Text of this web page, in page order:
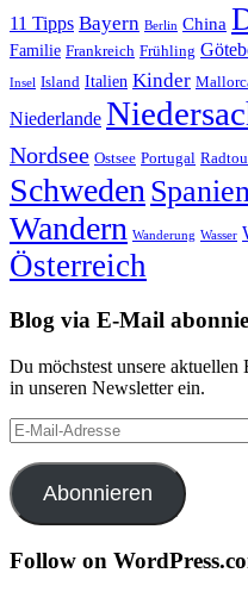
11 Tipps Bayern Berlin China
Familie Frankreich Frühling
Insel Island Italien Kinder
Niederlande
Nordsee Ostsee Portugal
Schweden
Wandern Wanderung Wasser
Österreich
Blog via E-Mail
Du möchstest unsere aktuellen
in unseren Newsletter ein.
E-
Mail-
Adresse
Abonnieren
Follow on